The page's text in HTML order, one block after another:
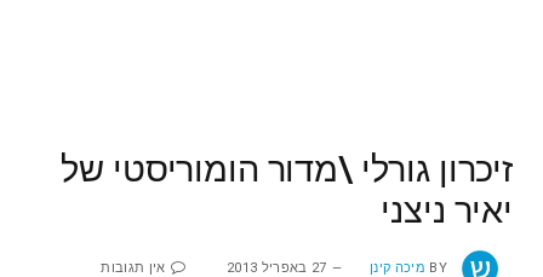
זיכרון גורלי \מדור הומוריסטי של
יאיר ניצני
BY מיכה קינן 27 באפריל 2013 אין תגובות